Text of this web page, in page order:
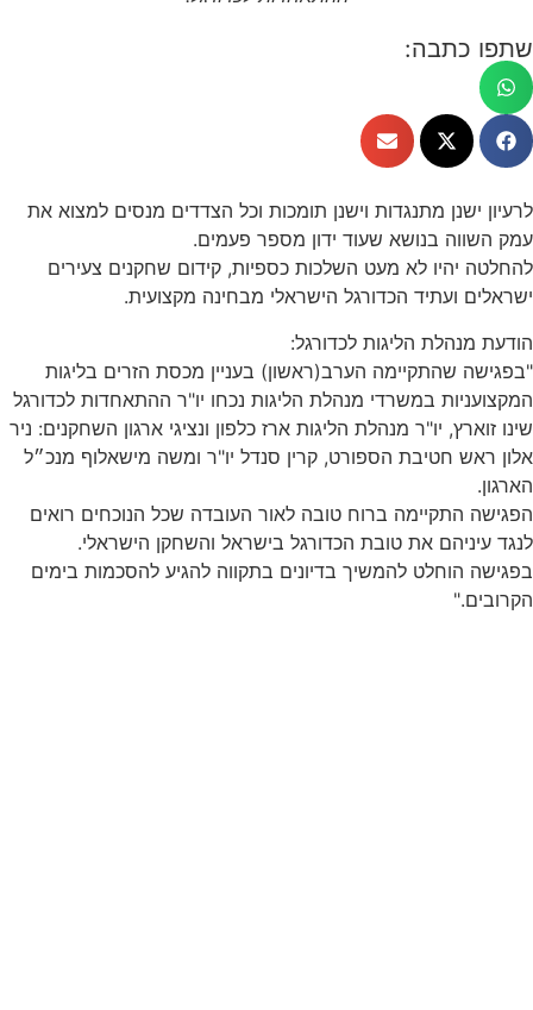
שתפו כתבה:
לרעיון ישנן מתנגדות וישנן תומכות וכל הצדדים מנסים למצוא את
עמק השווה בנושא שעוד ידון מספר פעמים.
להחלטה יהיו לא מעט השלכות כספיות, קידום שחקנים צעירים
ישראלים ועתיד הכדורגל הישראלי מבחינה מקצועית.
הודעת מנהלת הליגות לכדורגל:
"בפגישה שהתקיימה הערב(ראשון) בעניין מכסת הזרים בליגות
המקצועניות במשרדי מנהלת הליגות נכחו יו"ר ההתאחדות לכדורגל
שינו זוארץ, יו"ר מנהלת הליגות ארז כלפון ונציגי ארגון השחקנים: ניר
אלון ראש חטיבת הספורט, קרין סנדל יו"ר ומשה מישאלוף מנכ״ל
הארגון.
הפגישה התקיימה ברוח טובה לאור העובדה שכל הנוכחים רואים
לנגד עיניהם את טובת הכדורגל בישראל והשחקן הישראלי.
בפגישה הוחלט להמשיך בדיונים בתקווה להגיע להסכמות בימים
הקרובים."